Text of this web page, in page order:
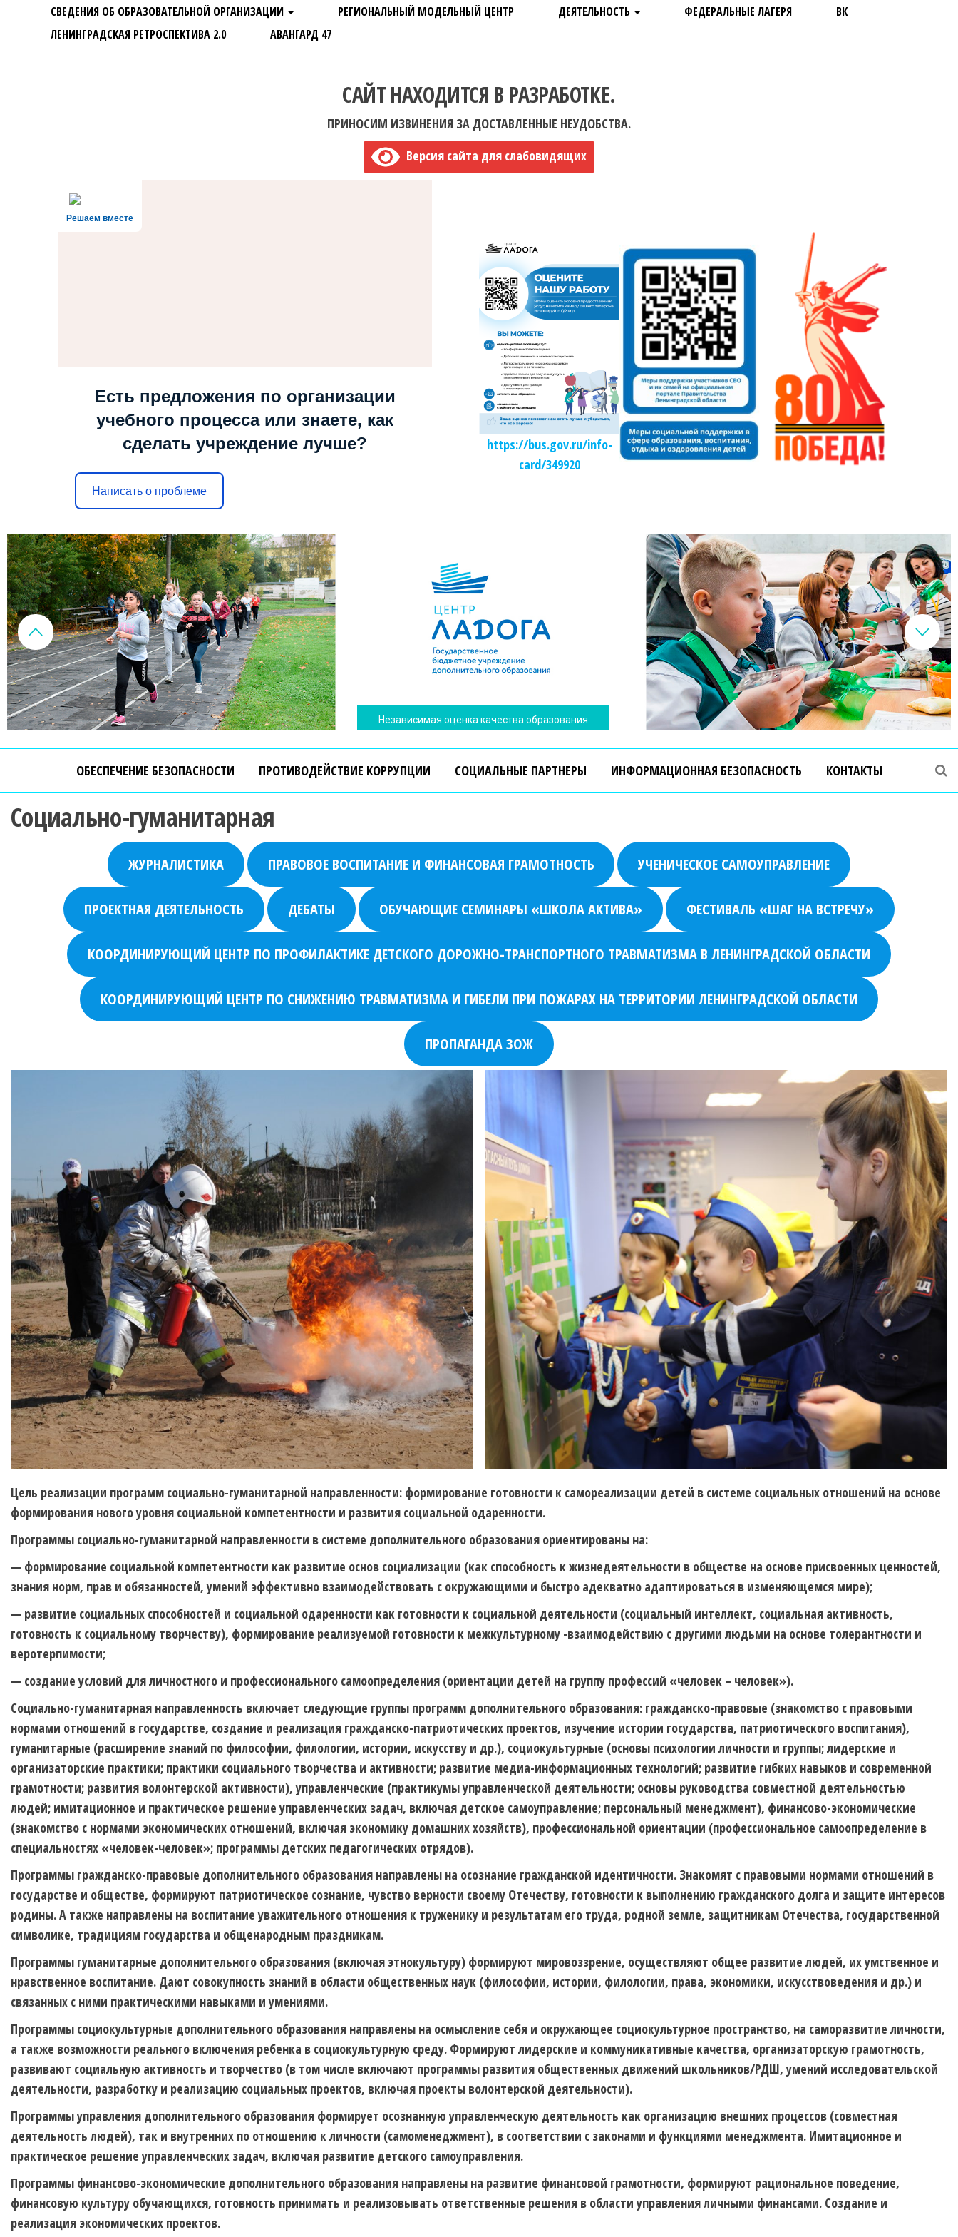
СВЕДЕНИЯ ОБ ОБРАЗОВАТЕЛЬНОЙ ОРГАНИЗАЦИИ РЕГИОНАЛЬНЫЙ МОДЕЛЬНЫЙ ЦЕНТР ДЕЯТЕЛЬНОСТЬ ФЕДЕРАЛЬНЫЕ ЛАГЕРЯ
ВК
ЛЕНИНГРАДСКАЯ РЕТРОСПЕКТИВА 2.0
АВАНГАРД 47
САЙТ НАХОДИТСЯ В РАЗРАБОТКЕ.
ПРИНОСИМ ИЗВИНЕНИЯ ЗА ДОСТАВЛЕННЫЕ НЕУДОБСТВА.
Версия сайта для слабовидящих
Решаем вместе
Есть предложения по организации
учебного процесса или знаете, как
сделать учреждение лучше?
Написать о проблеме
https://bus.gov.ru/info-
card/349920
Независимая оценка качества образования
ОБЕСПЕЧЕНИЕ БЕЗОПАСНОСТИ ПРОТИВОДЕЙСТВИЕ КОРРУПЦИИ СОЦИАЛЬНЫЕ ПАРТНЕРЫ ИНФОРМАЦИОННАЯ БЕЗОПАСНОСТЬ КОНТАКТЫ
Социально-гуманитарная
ЖУРНАЛИСТИКА ПРАВОВОЕ ВОСПИТАНИЕ И ФИНАНСОВАЯ ГРАМОТНОСТЬ УЧЕНИЧЕСКОЕ САМОУПРАВЛЕНИЕ
ПРОЕКТНАЯ ДЕЯТЕЛЬНОСТЬ ДЕБАТЫ ОБУЧАЮЩИЕ СЕМИНАРЫ «ШКОЛА АКТИВА» ФЕСТИВАЛЬ «ШАГ НА ВСТРЕЧУ»
КООРДИНИРУЮЩИЙ ЦЕНТР ПО ПРОФИЛАКТИКЕ ДЕТСКОГО ДОРОЖНО-ТРАНСПОРТНОГО ТРАВМАТИЗМА В ЛЕНИНГРАДСКОЙ ОБЛАСТИ
КООРДИНИРУЮЩИЙ ЦЕНТР ПО СНИЖЕНИЮ ТРАВМАТИЗМА И ГИБЕЛИ ПРИ ПОЖАРАХ НА ТЕРРИТОРИИ ЛЕНИНГРАДСКОЙ ОБЛАСТИ
ПРОПАГАНДА ЗОЖ
Цель реализации программ cоциально-гуманитарной направленности: формирование готовности к самореализации детей в системе социальных отношений на основе
формирования нового уровня социальной компетентности и развития социальной одаренности.
Программы социально-гуманитарной направленности в системе дополнительного образования ориентированы на:
— формирование социальной компетентности как развитие основ социализации (как способность к жизнедеятельности в обществе на основе присвоенных ценностей,
знания норм, прав и обязанностей, умений эффективно взаимодействовать с окружающими и быстро адекватно адаптироваться в изменяющемся мире);
— развитие социальных способностей и социальной одаренности как готовности к социальной деятельности (социальный интеллект, социальная активность,
готовность к социальному творчеству), формирование реализуемой готовности к межкультурному -взаимодействию с другими людьми на основе толерантности и
веротерпимости;
— создание условий для личностного и профессионального самоопределения (ориентации детей на группу профессий «человек – человек»).
Социально-гуманитарная направленность включает следующие группы программ дополнительного образования: гражданско-правовые (знакомство с правовыми
нормами отношений в государстве, создание и реализация гражданско-патриотических проектов, изучение истории государства, патриотического воспитания),
гуманитарные (расширение знаний по философии, филологии, истории, искусству и др.), социокультурные (основы психологии личности и группы; лидерские и
организаторские практики; практики социального творчества и активности; развитие медиа-информационных технологий; развитие гибких навыков и современной
грамотности; развития волонтерской активности), управленческие (практикумы управленческой деятельности; основы руководства совместной деятельностью
людей; имитационное и практическое решение управленческих задач, включая детское самоуправление; персональный менеджмент), финансово-экономические
(знакомство с нормами экономических отношений, включая экономику домашних хозяйств), профессиональной ориентации (профессиональное самоопределение в
специальностях «человек-человек»; программы детских педагогических отрядов).
Программы гражданско-правовые дополнительного образования направлены на осознание гражданской идентичности. Знакомят с правовыми нормами отношений в
государстве и обществе, формируют патриотическое сознание, чувство верности своему Отечеству, готовности к выполнению гражданского долга и защите интересов
родины. А также направлены на воспитание уважительного отношения к труженику и результатам его труда, родной земле, защитникам Отечества, государственной
символике, традициям государства и общенародным праздникам.
Программы гуманитарные дополнительного образования (включая этнокультуру) формируют мировоззрение, осуществляют общее развитие людей, их умственное и
нравственное воспитание. Дают совокупность знаний в области общественных наук (философии, истории, филологии, права, экономики, искусствоведения и др.) и
связанных с ними практическими навыками и умениями.
Программы социокультурные дополнительного образования направлены на осмысление себя и окружающее социокультурное пространство, на саморазвитие личности,
а также возможности реального включения ребенка в социокультурную среду. Формируют лидерские и коммуникативные качества, организаторскую грамотность,
развивают социальную активность и творчество (в том числе включают программы развития общественных движений школьников/РДШ, умений исследовательской
деятельности, разработку и реализацию социальных проектов, включая проекты волонтерской деятельности).
Программы управления дополнительного образования формирует осознанную управленческую деятельность как организацию внешних процессов (совместная
деятельность людей), так и внутренних по отношению к личности (самоменеджмент), в соответствии с законами и функциями менеджмента. Имитационное и
практическое решение управленческих задач, включая развитие детского самоуправления.
Программы финансово-экономические дополнительного образования направлены на развитие финансовой грамотности, формируют рациональное поведение,
финансовую культуру обучающихся, готовность принимать и реализовывать ответственные решения в области управления личными финансами. Создание и
реализация экономических проектов.